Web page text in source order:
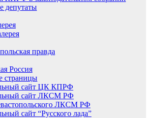
депутаты
правда
Россия
страницы
сайт ЦК КПРФ
сайт ЛКСМ РФ
ЛКСМ РФ
сайт “Русского лада”